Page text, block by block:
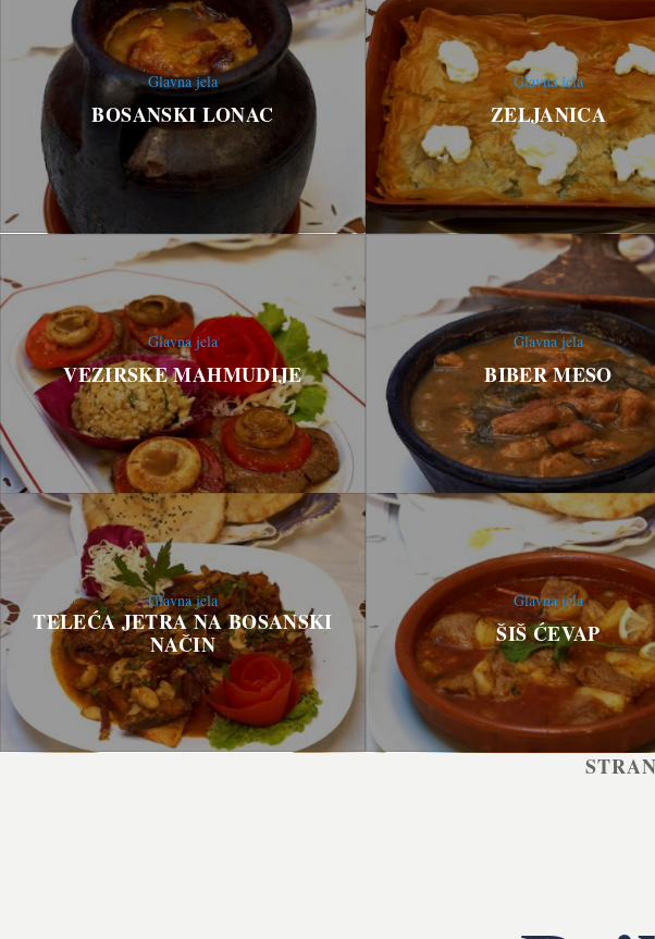
BOSANSKI LONAC
Glavna jela
ZELJANICA
Glavna jela
VEZIRSKE MAHMUDIJE
Glavna jela
BIBER MESO
Glavna jela
TELEĆA JETRA NA BOSANSKI
NAČIN
Glavna jela
ŠIŠ ĆEVAP
Glavna jela